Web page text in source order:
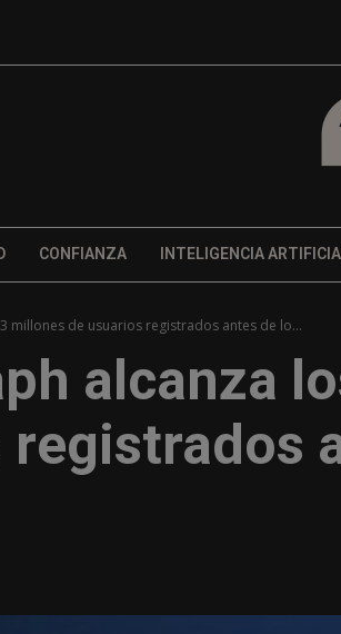
CONFIANZA INTELIGENCIA
millones de usuarios registrados antes de lo...
alcanza